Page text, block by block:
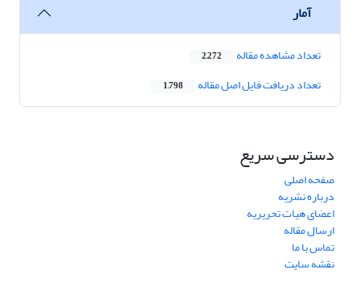
آمار
تعداد مشاهده مقاله 2,272
تعداد دریافت فایل اصل مقاله 1,798
دسترسی سریع
صفحه اصلی
درباره نشریه
اعضای هیات تحریریه
ارسال مقاله
تماس با ما
نقشه سایت